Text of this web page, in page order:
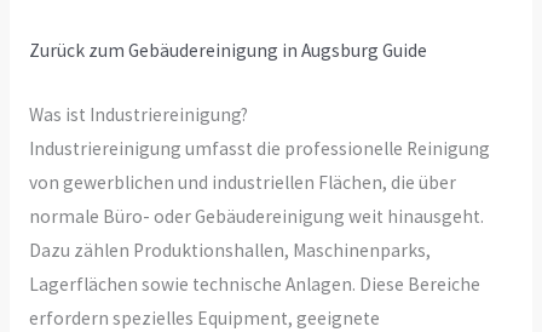
Zurück zum Gebäudereinigung in Augsburg Guide
Was ist Industriereinigung?
Industriereinigung umfasst die professionelle Reinigung
von gewerblichen und industriellen Flächen, die über
normale Büro- oder Gebäudereinigung weit hinausgeht.
Dazu zählen Produktionshallen, Maschinenparks,
Lagerflächen sowie technische Anlagen. Diese Bereiche
erfordern spezielles Equipment, geeignete